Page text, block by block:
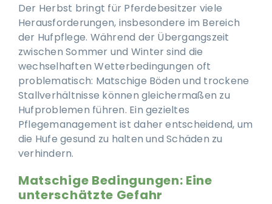
Der Herbst bringt für Pferdebesitzer viele
Herausforderungen, insbesondere im Bereich
der Hufpflege. Während der Übergangszeit
zwischen Sommer und Winter sind die
wechselhaften Wetterbedingungen oft
problematisch: Matschige Böden und trockene
Stallverhältnisse können gleichermaßen zu
Hufproblemen führen. Ein gezieltes
Pflegemanagement ist daher entscheidend, um
die Hufe gesund zu halten und Schäden zu
verhindern.
Matschige Bedingungen: Eine
unterschätzte Gefahr